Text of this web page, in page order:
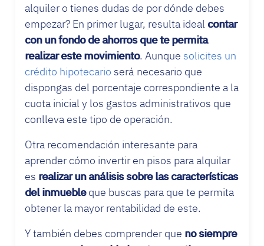
alquiler o tienes dudas de por dónde debes
empezar? En primer lugar, resulta ideal contar
con un fondo de ahorros que te permita
realizar este movimiento. Aunque solicites un
crédito hipotecario será necesario que
dispongas del porcentaje correspondiente a la
cuota inicial y los gastos administrativos que
conlleva este tipo de operación.
Otra recomendación interesante para
aprender cómo invertir en pisos para alquilar
es realizar un análisis sobre las características
del inmuebleque buscas para que te permita
obtener la mayor rentabilidad de este.
Y también debes comprender que no siempre